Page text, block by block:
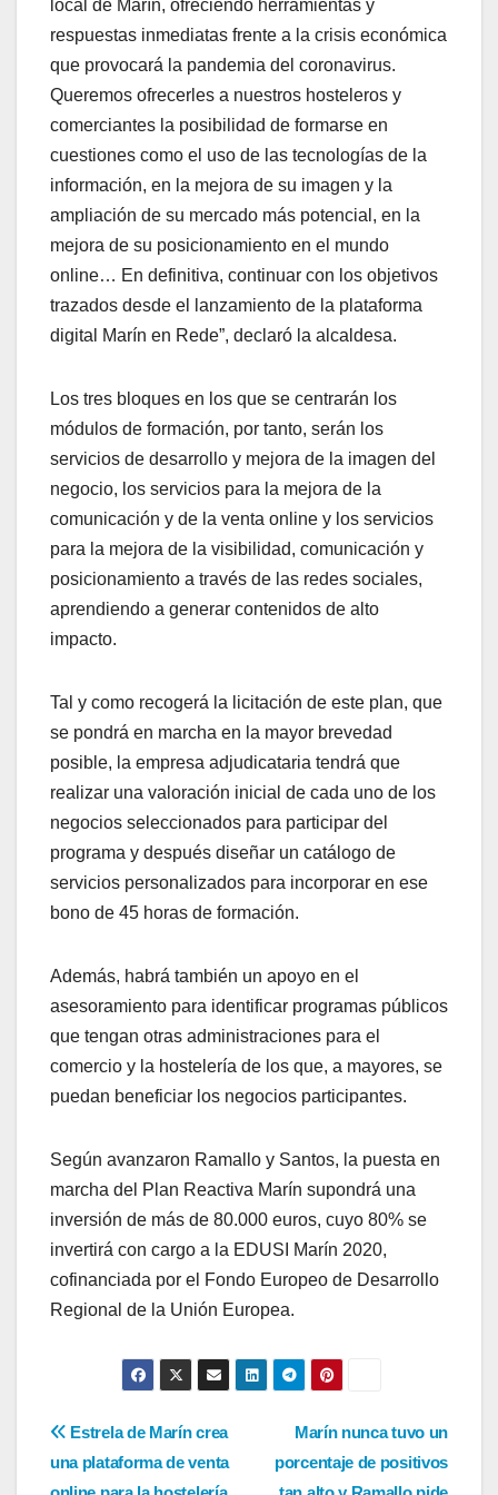
local de Marín, ofreciendo herramientas y
respuestas inmediatas frente a la crisis económica
que provocará la pandemia del coronavirus.
Queremos ofrecerles a nuestros hosteleros y
comerciantes la posibilidad de formarse en
cuestiones como el uso de las tecnologías de la
información, en la mejora de su imagen y la
ampliación de su mercado más potencial, en la
mejora de su posicionamiento en el mundo
online… En definitiva, continuar con los objetivos
trazados desde el lanzamiento de la plataforma
digital Marín en Rede”, declaró la alcaldesa.
Los tres bloques en los que se centrarán los
módulos de formación, por tanto, serán los
servicios de desarrollo y mejora de la imagen del
negocio, los servicios para la mejora de la
comunicación y de la venta online y los servicios
para la mejora de la visibilidad, comunicación y
posicionamiento a través de las redes sociales,
aprendiendo a generar contenidos de alto
impacto.
Tal y como recogerá la licitación de este plan, que
se pondrá en marcha en la mayor brevedad
posible, la empresa adjudicataria tendrá que
realizar una valoración inicial de cada uno de los
negocios seleccionados para participar del
programa y después diseñar un catálogo de
servicios personalizados para incorporar en ese
bono de 45 horas de formación.
Además, habrá también un apoyo en el
asesoramiento para identificar programas públicos
que tengan otras administraciones para el
comercio y la hostelería de los que, a mayores, se
puedan beneficiar los negocios participantes.
Según avanzaron Ramallo y Santos, la puesta en
marcha del Plan Reactiva Marín supondrá una
inversión de más de 80.000 euros, cuyo 80% se
invertirá con cargo a la EDUSI Marín 2020,
cofinanciada por el Fondo Europeo de Desarrollo
Regional de la Unión Europea.
Navegación
de
Marín nunca tuvo un
porcentaje de positivos
Estrela de Marín crea
una plataforma de venta